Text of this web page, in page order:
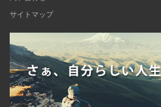
サイトマップ